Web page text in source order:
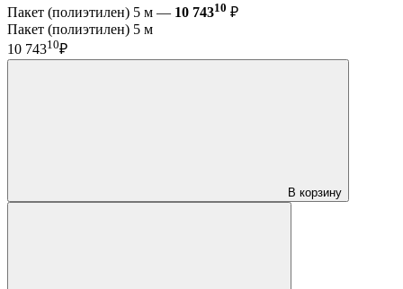
Пакет (полиэтилен) 5 м — 10 74310 ₽
Пакет (полиэтилен) 5 м
10 74310₽
В корзину